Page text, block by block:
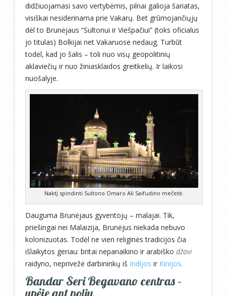
didžiuojamasi savo vertybėmis, pilnai galioja šariatas,
visiškai nesiderinama prie Vakarų. Bet grūmojančiųjų
dėl to Brunėjaus “Sultonui ir Viešpačiui” (toks oficialus
jo titulas) Bolkijai net Vakaruose nedaug. Turbūt
todėl, kad jo šalis – toli nuo visų geopolitinių
aklaviečių ir nuo žiniasklaidos greitkelių. Ir laikosi
nuošalyje.
Naktį spindinti Sultono Omaro Ali Saifudino mečetė.
Dauguma Brunėjaus gyventojų – malajai. Tik,
priešingai nei Malaizija, Brunėjus niekada nebuvo
kolonizuotas. Todėl ne vien religinės tradicijos čia
išlaikytos geriau: britai nepanaikino ir arabiško džavi
raidyno, neprivežė darbininkų iš Indijos ir Kinijos.
Bandar Seri Begavano centras –
upėje ant polių